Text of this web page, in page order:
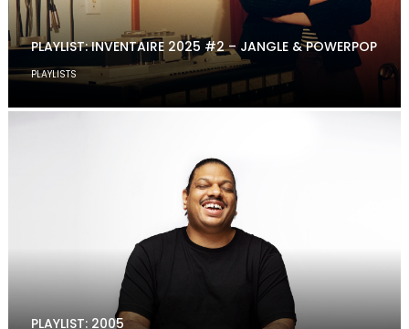
PLAYLIST: INVENTAIRE 2025 #2 – JANGLE & POWERPOP
PLAYLISTS
PLAYLIST: 2005